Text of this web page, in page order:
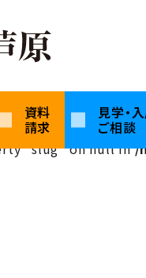
資料
請求
見学・
ご相談
/home/keihatsu/
"name" on null in
/home/keihatsu/
"slug" on null in/